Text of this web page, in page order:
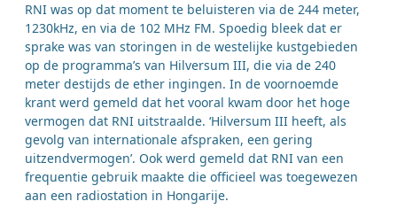
RNI was op dat moment te beluisteren via de 244 meter,
1230kHz, en via de 102 MHz FM. Spoedig bleek dat er
sprake was van storingen in de westelijke kustgebieden
op de programma’s van Hilversum III, die via de 240
meter destijds de ether ingingen. In de voornoemde
krant werd gemeld dat het vooral kwam door het hoge
vermogen dat RNI uitstraalde. ‘Hilversum III heeft, als
gevolg van internationale afspraken, een gering
uitzendvermogen’. Ook werd gemeld dat RNI van een
frequentie gebruik maakte die officieel was toegewezen
aan een radiostation in Hongarije.